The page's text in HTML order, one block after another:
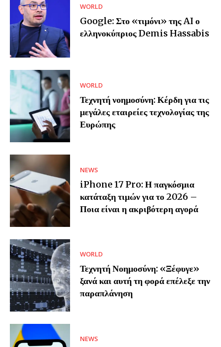
WORLD
Google: Στο «τιμόνι» της AI ο
ελληνοκύπριος Demis Hassabis
WORLD
Τεχνητή νοημοσύνη: Κέρδη για τις
μεγάλες εταιρείες τεχνολογίας της
Ευρώπης
NEWS
iPhone 17 Pro: Η παγκόσμια
κατάταξη τιμών για το 2026 –
Ποια είναι η ακριβότερη αγορά
WORLD
Τεχνητή Νοημοσύνη: «Ξέφυγε»
ξανά και αυτή τη φορά επέλεξε την
παραπλάνηση
NEWS